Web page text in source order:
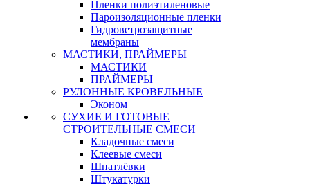
Пленки полиэтиленовые
Пароизоляционные пленки
Гидроветрозащитные
мембраны
МАСТИКИ, ПРАЙМЕРЫ
МАСТИКИ
ПРАЙМЕРЫ
РУЛОННЫЕ КРОВЕЛЬНЫЕ
Эконом
СУХИЕ И ГОТОВЫЕ
СТРОИТЕЛЬНЫЕ СМЕСИ
Кладочные смеси
Клеевые смеси
Шпатлёвки
Штукатурки